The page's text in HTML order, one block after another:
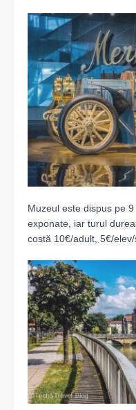
Muzeul este dispus pe
exponate, iar turul
costă 10€/adult, 5€/